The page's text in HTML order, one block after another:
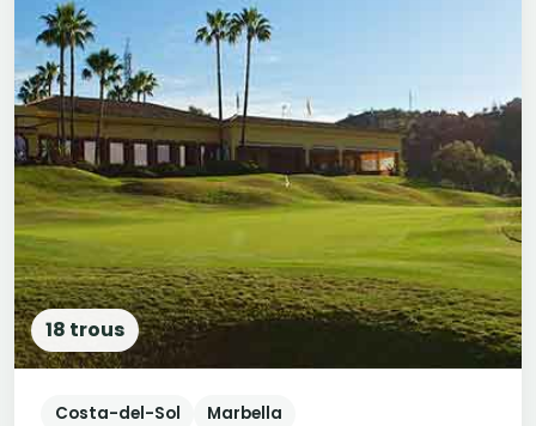
18 trous
Costa-del-Sol Marbella